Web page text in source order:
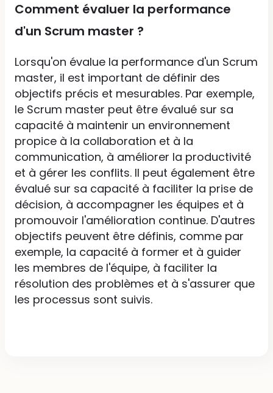
Comment évaluer la performance
d'un Scrum master ?
Lorsqu'on évalue la performance d'un Scrum
master, il est important de définir des
objectifs précis et mesurables. Par exemple,
le Scrum master peut être évalué sur sa
capacité à maintenir un environnement
propice à la collaboration et à la
communication, à améliorer la productivité
et à gérer les conflits. Il peut également être
évalué sur sa capacité à faciliter la prise de
décision, à accompagner les équipes et à
promouvoir l'amélioration continue. D'autres
objectifs peuvent être définis, comme par
exemple, la capacité à former et à guider
les membres de l'équipe, à faciliter la
résolution des problèmes et à s'assurer que
les processus sont suivis.